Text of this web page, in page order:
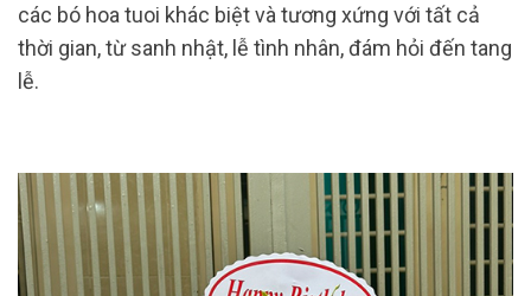
các bó hoa tuoi khác biệt và tương xứng với tất cả
thời gian, từ sanh nhật, lễ tình nhân, đám hỏi đến tang
lễ.